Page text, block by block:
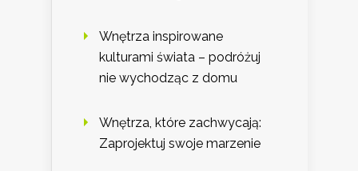
Wnętrza inspirowane
kulturami świata – podróżuj
nie wychodząc z domu
Wnętrza, które zachwycają:
Zaprojektuj swoje marzenie